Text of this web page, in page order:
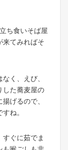
ち食いそば屋
来てみればそ
く、えび、
した蕎麦屋の
げるので、
ね。
すぐに茹でま